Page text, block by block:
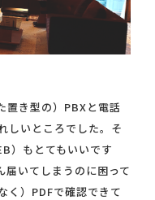
置き型の）PBXと電話
しいところでした。そ
）もとてもいいです
届いてしまうのに困って
く）PDFで確認できて